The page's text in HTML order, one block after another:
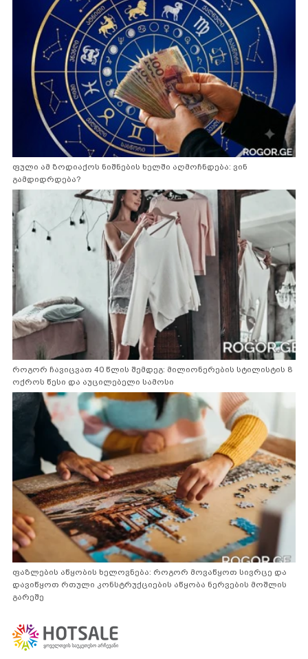
ფული ამ ზოდიაქოს ნიშნების ხელში აღმოჩნდება: ვინ
გამდიდრდება?
როგორ ჩავიცვათ 40 წლის შემდეგ: მილიონერების სტილისტის 8
ოქროს წესი და აუცილებელი სამოსი
ფაზლების აწყობის ხელოვნება: როგორ მოვაწყოთ სივრცე და
დავიწყოთ რთული კონსტრუქციების აწყობა ნერვების მოშლის
გარეშე